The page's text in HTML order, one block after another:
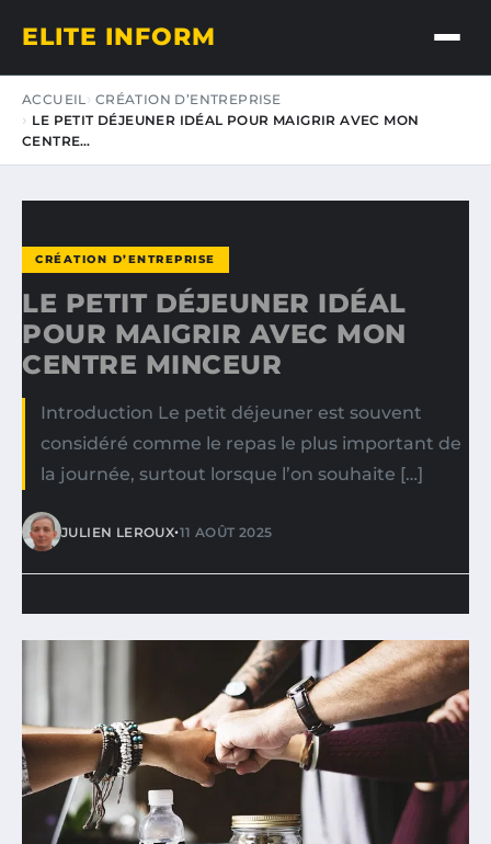
ELITE INFORM
ACCUEIL CRÉATION D’ENTREPRISE
LE PETIT DÉJEUNER IDÉAL POUR MAIGRIR AVEC MON
CENTRE…
CRÉATION D’ENTREPRISE
LE PETIT DÉJEUNER IDÉAL
POUR MAIGRIR AVEC MON
CENTRE MINCEUR
Introduction Le petit déjeuner est souvent
considéré comme le repas le plus important de
la journée, surtout lorsque l’on souhaite […]
JULIEN LEROUX•11 AOÛT 2025